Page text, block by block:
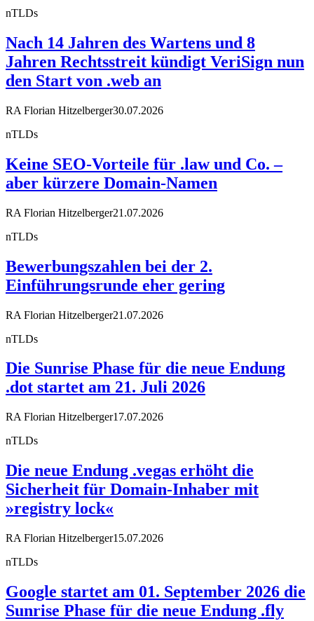
nTLDs
Nach 14 Jahren des Wartens und 8
Jahren Rechtsstreit kündigt VeriSign nun
den Start von .web an
RA Florian Hitzelberger30.07.2026
nTLDs
Keine SEO-Vorteile für .law und Co. –
aber kürzere Domain-Namen
RA Florian Hitzelberger21.07.2026
nTLDs
Bewerbungszahlen bei der 2.
Einführungsrunde eher gering
RA Florian Hitzelberger21.07.2026
nTLDs
Die Sunrise Phase für die neue Endung
.dot startet am 21. Juli 2026
RA Florian Hitzelberger17.07.2026
nTLDs
Die neue Endung .vegas erhöht die
Sicherheit für Domain-Inhaber mit
»registry lock«
RA Florian Hitzelberger15.07.2026
nTLDs
Google startet am 01. September 2026 die
Sunrise Phase für die neue Endung .fly